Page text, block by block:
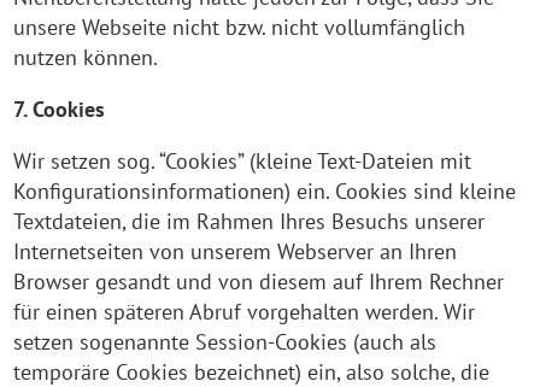
unsere Webseite nicht bzw. nicht vollumfänglich
nutzen können.
7. Cookies
Wir setzen sog. “Cookies” (kleine Text-Dateien mit
Konfigurationsinformationen) ein. Cookies sind kleine
Textdateien, die im Rahmen Ihres Besuchs unserer
Internetseiten von unserem Webserver an Ihren
Browser gesandt und von diesem auf Ihrem Rechner
für einen späteren Abruf vorgehalten werden. Wir
setzen sogenannte Session-Cookies (auch als
temporäre Cookies bezeichnet) ein, also solche, die